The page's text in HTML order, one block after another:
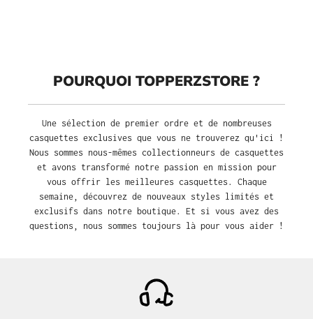
POURQUOI TOPPERZSTORE ?
Une sélection de premier ordre et de nombreuses
casquettes exclusives que vous ne trouverez qu'ici !
Nous sommes nous-mêmes collectionneurs de casquettes
et avons transformé notre passion en mission pour
vous offrir les meilleures casquettes. Chaque
semaine, découvrez de nouveaux styles limités et
exclusifs dans notre boutique. Et si vous avez des
questions, nous sommes toujours là pour vous aider !